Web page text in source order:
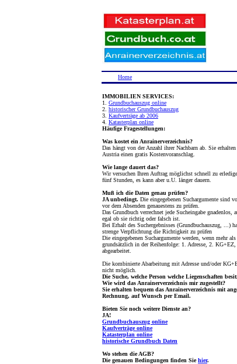
Home
IMMOBILIEN SERVICES:
1. Grundbuchauszug online
2. historischer Grundbuchauszug
3. Kaufverträge ab 2006
4. Katasterplan online
Häufige Fragestellungen:
Was kostet ein Anrainerverzeichnis?
Das hängt von der Anzahl ihrer Nachbarn ab. Sie
Austria einen gratis Kostenvoranschlag.
Wie lange dauert das?
Wir versuchen Ihren Auftrag möglichst schnell zu
fünf Stunden, es kann aber u.U. länger dauern.
Muß ich die Daten genau prüfen?
JA unbedingt. Die eingegebenen Suchargumente sind
vor dem Absenden genauestens zu prüfen.
Das Grundbuch verrechnet jede Sucheingabe gnadenlos,
egal ob sie richtig oder falsch ist.
Bei Erhalt des Suchergebnisses (Grundbuchauszug, ...)
strenge Verpflichtung die Richtigkeit zu prüfen
Die eingegebenen Suchargumente werden, wenn mehr als
grundsätzlich in der Reihenfolge: 1. Adresse, 2.
abgearbeitet.
Die kombinierte Abarbeitung mit Adresse und/oder
nicht möglich.
Die Suche, welche Person welche Liegenschaften
Wie wird das Anrainerverzeichnis mir zugestellt?
Sie erhalten bequem das Anrainerverzeichnis mit
Rechnung, auf Wunsch per Email.
Bieten Sie noch weitere Dienste an?
JA!
Grundbuchauszug online
Kaufverträge online
Katasterplan online
historische Grundbuch Daten
Wo stehen die AGB?
Die genauen Bedingungen finden Siehier.